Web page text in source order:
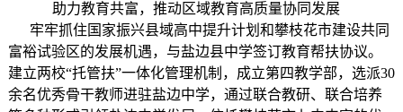
助力教育共富，推动区域教育高质量协同发展
牢牢抓住国家振兴县域高中提升计划和攀枝花市建设共同
富裕试验区的发展机遇，与盐边县中学签订教育帮扶协议。
建立两校“托管扶”一体化管理机制，成立第四教学部，选派30
余名优秀骨干教师进驻盐边中学，通过联合教研、联合培养